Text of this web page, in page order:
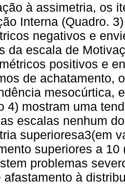
à assimetria, os
Interna (Quadro.
negativos e
da escala de
positivos e
de achatamento,
mesocúrtica,
4) mostram uma
escalas nenhum
superioresa3(em
superiores a
problemas
afastamento à